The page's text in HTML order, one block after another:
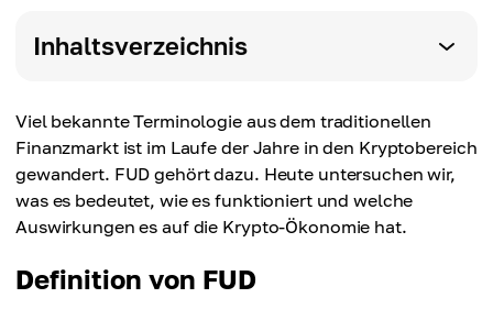
Inhaltsverzeichnis
Viel bekannte Terminologie aus dem traditionellen
Finanzmarkt ist im Laufe der Jahre in den Kryptobereich
gewandert. FUD gehört dazu. Heute untersuchen wir,
was es bedeutet, wie es funktioniert und welche
Auswirkungen es auf die Krypto-Ökonomie hat.
Definition von FUD